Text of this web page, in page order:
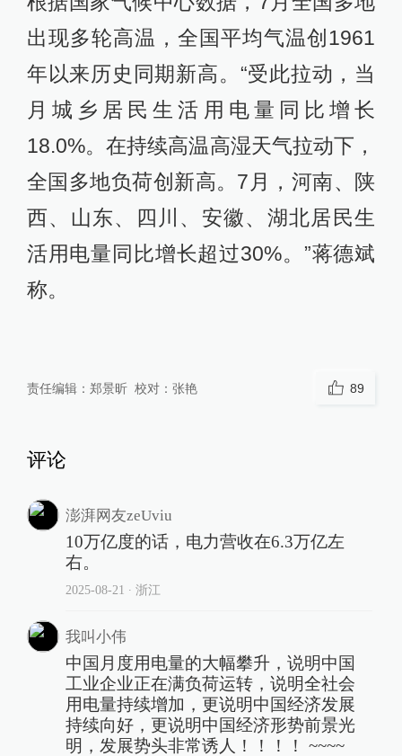
出现多轮高温，全国平均气温创1961
年以来历史同期新高。“受此拉动，当
月城乡居民生活用电量同比增长
18.0%。在持续高温高湿天气拉动下，
全国多地负荷创新高。7月，河南、陕
西、山东、四川、安徽、湖北居民生
活用电量同比增长超过30%。”蒋德斌
称。
责任编辑： 郑景昕 校对： 张艳 89
评论
澎湃网友zeUviu
10万亿度的话，电力营收在6.3万亿左
右。
2025-08-21 ∙ 浙江
我叫小伟
中国月度用电量的大幅攀升，说明中国
工业企业正在满负荷运转，说明全社会
用电量持续增加，更说明中国经济发展
持续向好，更说明中国经济形势前景光
明，发展势头非常诱人！！！！ ~~~~